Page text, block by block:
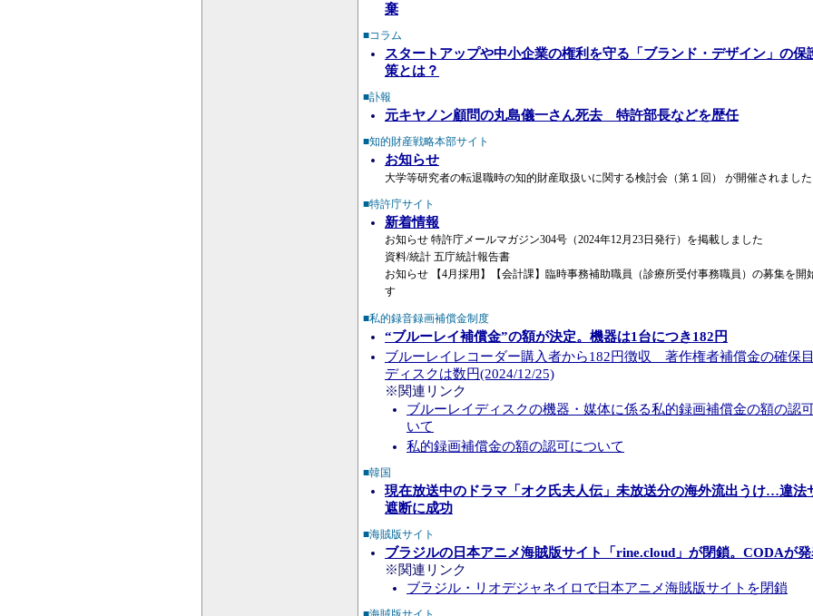
棄
■コラム
スタートアップや中小企業の権利を守る「ブランド・デザイン」の保
策とは？
■訃報
元キヤノン顧問の丸島儀一さん死去 特許部長などを歴任
■知的財産戦略本部サイト
お知らせ
大学等研究者の転退職時の知的財産取扱いに関する検討会（第１回） が開催されました
■特許庁サイト
新着情報
お知らせ 特許庁メールマガジン304号（2024年12月23日発行）を掲載しました
資料/統計 五庁統計報告書
お知らせ 【4月採用】【会計課】臨時事務補助職員（診療所受付事務職員）の募集を開
す
■私的録音録画補償金制度
“ブルーレイ補償金”の額が決定。機器は1台につき182円
ブルーレイレコーダー購入者から182円徴収 著作権者補償金の確保目
ディスクは数円(2024/12/25)
※関連リンク
ブルーレイディスクの機器・媒体に係る私的録画補償金の額の認
いて
私的録画補償金の額の認可について
■韓国
現在放送中のドラマ「オク氏夫人伝」未放送分の海外流出うけ…違法
遮断に成功
■海賊版サイト
ブラジルの日本アニメ海賊版サイト「rine.cloud」が閉鎖。CODAが
※関連リンク
ブラジル・リオデジャネイロで日本アニメ海賊版サイトを閉鎖